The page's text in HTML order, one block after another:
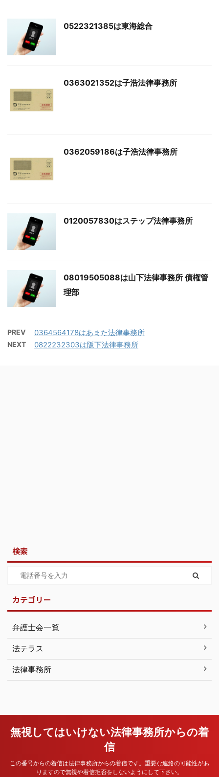
0522321385は東海総合
0363021352は子浩法律事務所
0362059186は子浩法律事務所
0120057830はステップ法律事務所
08019505088は山下法律事務所 債権管
理部
PREV 0364564178はあまた法律事務所
NEXT 0822232303は阪下法律事務所
検索
カテゴリー
弁護士会一覧
法テラス
法律事務所
無視してはいけない法律事務所からの着
信
この番号からの着信は法律事務所からの着信です。重要な連絡の可能性があ
りますので無視や着信拒否をしないようにして下さい。